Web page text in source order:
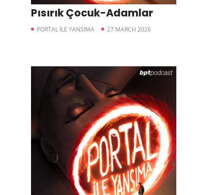
Pısırık Çocuk-Adamlar
PORTAL İLE YANSIMA 27 MARCH 2026